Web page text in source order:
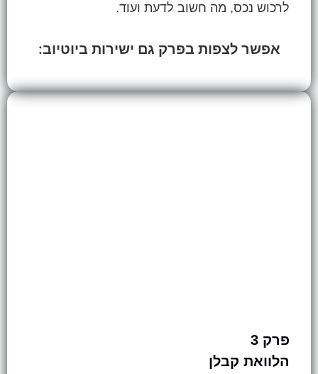
לרכוש נכס, מה חשוב לדעת ועוד.
אפשר לצפות בפרק גם ישירות ביוטיוב:
פרק 3
הלוואת קבלן